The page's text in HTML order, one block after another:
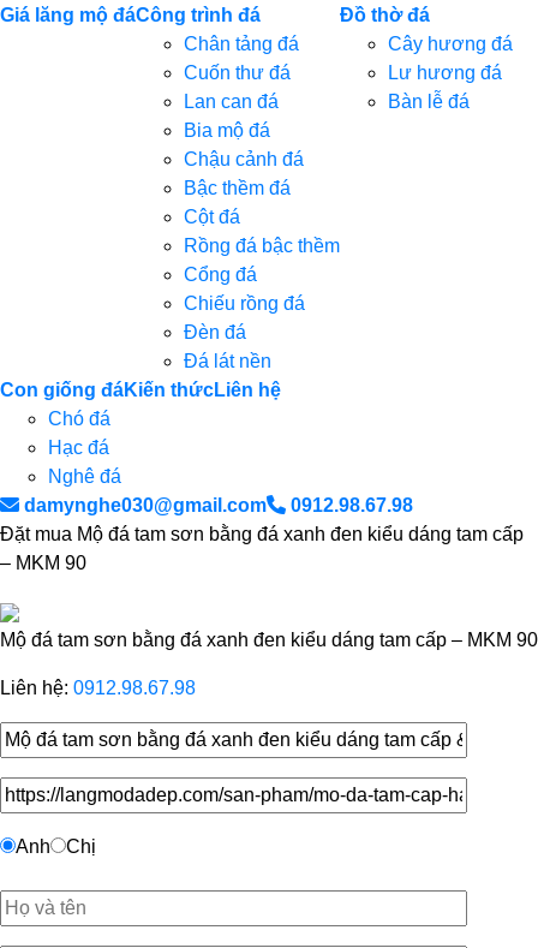
Giá lăng mộ đáCông trình đá
Chân tảng đá
Cuốn thư đá
Lan can đá
Bia mộ đá
Chậu cảnh đá
Bậc thềm đá
Cột đá
Rồng đá bậc thềm
Cổng đá
Chiếu rồng đá
Đèn đá
Đá lát nền
Đồ thờ đá
Cây hương đá
Lư hương đá
Bàn lễ đá
Con giống đá
Chó đá
Hạc đá
Nghê đá
Kiến thứcLiên hệ
damynghe030@gmail.com
0912.98.67.98
Đặt mua Mộ đá tam sơn bằng đá xanh đen kiểu dáng tam cấp
– MKM 90
Mộ đá tam sơn bằng đá xanh đen kiểu dáng tam cấp – MKM 90
Liên hệ: 0912.98.67.98
Anh Chị